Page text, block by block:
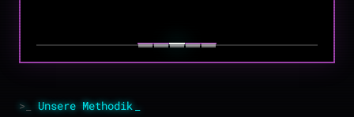
Unsere Methodik